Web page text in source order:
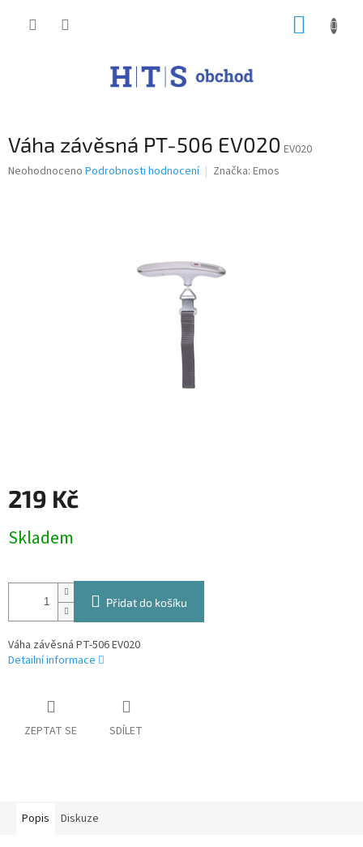
Váha závěsná PT-506 EV020 EV020
Průměrné
Neohodnoceno Podrobnosti hodnocení Značka: Emos
219 Kč
cena:
Skladem
Přidat do košíku
Váha závěsná PT-506 EV020
Detailní informace
ZEPTAT SE SDÍLET
Popis Diskuze